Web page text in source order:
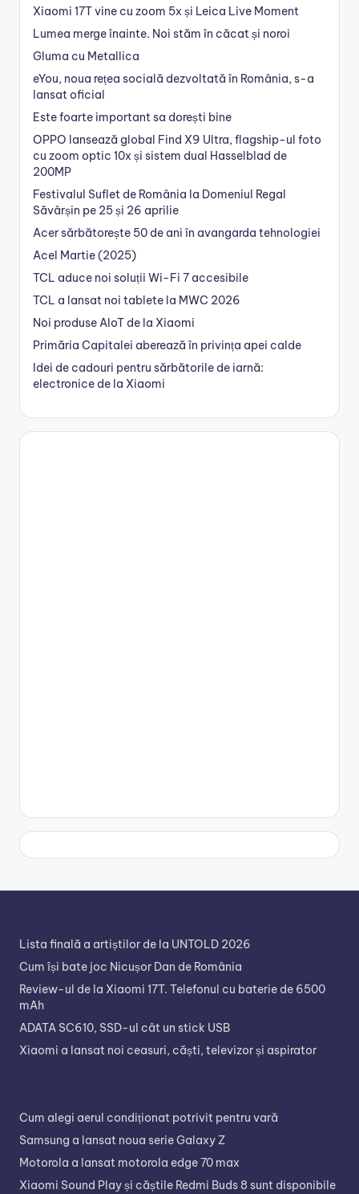
Xiaomi 17T vine cu zoom 5x și Leica Live Moment
Lumea merge înainte. Noi stăm în căcat și noroi
Gluma cu Metallica
eYou, noua rețea socială dezvoltată în România, s-a
lansat oficial
Este foarte important sa dorești bine
OPPO lansează global Find X9 Ultra, flagship-ul foto
cu zoom optic 10x și sistem dual Hasselblad de
200MP
Festivalul Suflet de România la Domeniul Regal
Săvârșin pe 25 și 26 aprilie
Acer sărbătorește 50 de ani în avangarda tehnologiei
Acel Martie (2025)
TCL aduce noi soluții Wi-Fi 7 accesibile
TCL a lansat noi tablete la MWC 2026
Noi produse AIoT de la Xiaomi
Primăria Capitalei aberează în privința apei calde
Idei de cadouri pentru sărbătorile de iarnă:
electronice de la Xiaomi
Lista finală a artiștilor de la UNTOLD 2026
Cum își bate joc Nicușor Dan de România
Review-ul de la Xiaomi 17T. Telefonul cu baterie de 6500
mAh
ADATA SC610, SSD-ul cât un stick USB
Xiaomi a lansat noi ceasuri, căști, televizor și aspirator
Cum alegi aerul condiționat potrivit pentru vară
Samsung a lansat noua serie Galaxy Z
Motorola a lansat motorola edge 70 max
Xiaomi Sound Play și căștile Redmi Buds 8 sunt disponibile